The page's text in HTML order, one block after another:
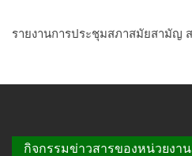
รายงานการประชุมสภาสมัยสามัญ
กิจกรรมข่าวสารของหน่วยงาน